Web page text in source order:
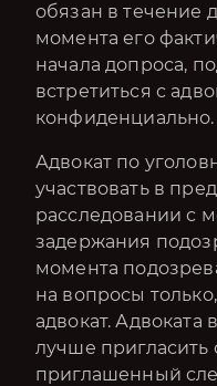
обязан в течение
момента его
начала допроса,
встретиться с
конфиденциально.
Адвокат по
участвовать в
расследовании с
задержания
момента
на вопросы
адвокат.
лучше пригласить
приглашенный